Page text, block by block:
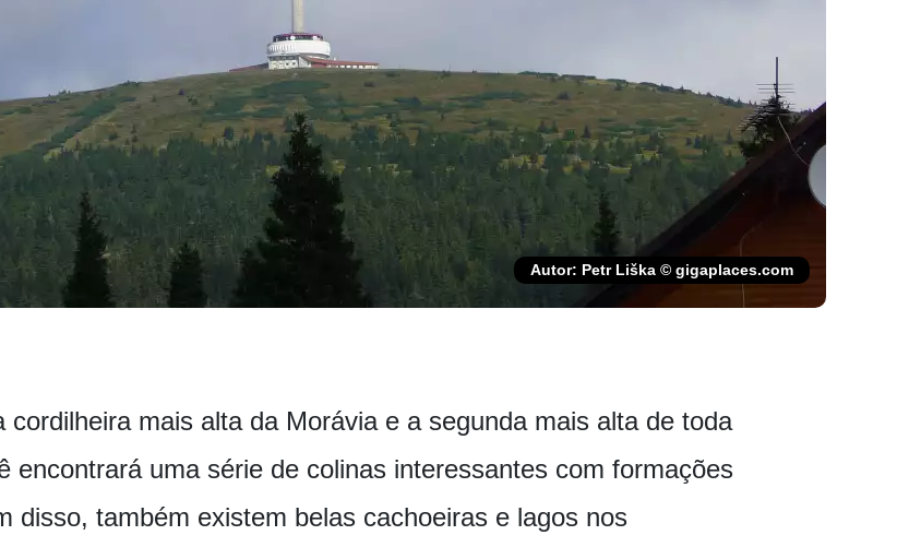
Autor: Petr Liška © gigaplaces.com
mais alta da Morávia e a segunda mais alta de toda
encontrará uma série de colinas interessantes com formações
disso, também existem belas cachoeiras e lagos nos